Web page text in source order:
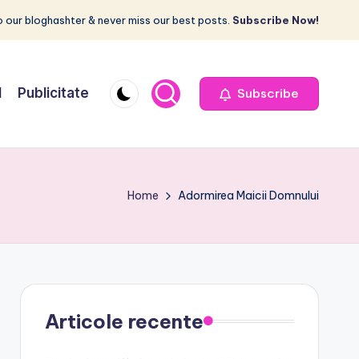
our bloghashter & never miss our best posts. Subscribe Now!
Publicitate Subscribe
Home Adormirea Maicii Domnului
Articole recente